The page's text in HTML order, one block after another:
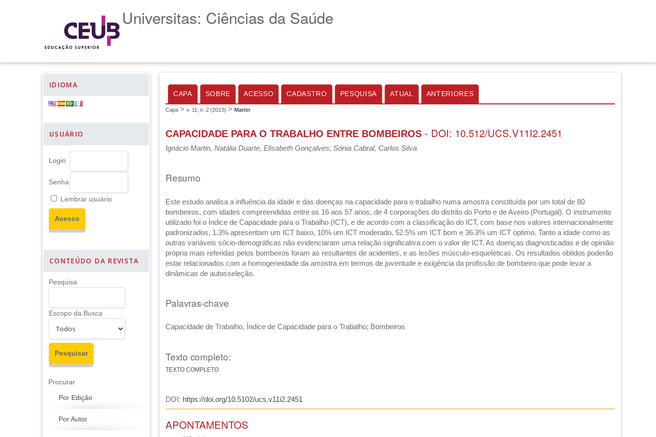
Universitas: Ciências da Saúde
IDIOMA
USUÁRIO
Login
Senha
Lembrar usuário
CONTEÚDO DA REVISTA
Pesquisa
Escopo da Busca
Procurar
Por Edição
Por Autor
CAPA SOBRE ACESSO CADASTRO PESQUISA ATUAL ANTERIORES
Capa > v. 11, n. 2 (2013) > Martin
CAPACIDADE PARA O TRABALHO ENTRE BOMBEIROS - DOI: 10.512/UCS.V11I2.2451
Ignácio Martin, Natália Duarte, Elisabeth Gonçalves, Sónia Cabral, Carlos Silva
Resumo
Este estudo analisa a influência da idade e das doenças na capacidade para o trabalho numa amostra constituída por um total de 80
bombeiros, com idades compreendidas entre os 16 aos 57 anos, de 4 corporações do distrito do Porto e de Aveiro (Portugal). O instrumento
utilizado foi o Índice de Capacidade para o Trabalho (ICT), e de acordo com a classificação do ICT, com base nos valores internacionalmente
padronizados, 1.3% apresentam um ICT baixo, 10% um ICT moderado, 52.5% um ICT bom e 36.3% um ICT óptimo. Tanto a idade como as
outras variáveis sócio-demográficas não evidenciaram uma relação significativa com o valor de ICT. As doenças diagnosticadas e de opinião
própria mais referidas pelos bombeiros foram as resultantes de acidentes, e as lesões músculo-esqueléticas. Os resultados obtidos poderão
estar relacionados com a homogeneidade da amostra em termos de juventude e exigência da profissão de bombeiro que pode levar a
dinâmicas de autosseleção.
Palavras-chave
Capacidade de Trabalho, Índice de Capacidade para o Trabalho; Bombeiros
Texto completo:
TEXTO COMPLETO
DOI: https://doi.org/10.5102/ucs.v11i2.2451
APONTAMENTOS